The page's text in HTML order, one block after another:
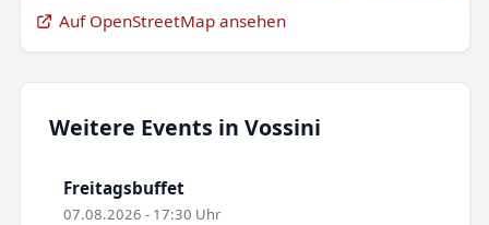
Auf OpenStreetMap ansehen
Weitere Events in Vossini
Freitagsbuffet
07.08.2026 - 17:30 Uhr